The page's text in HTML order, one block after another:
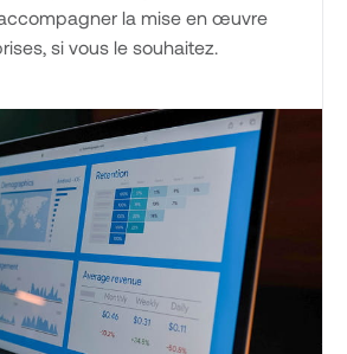
la mise en œuvre
si vous le souhaitez.